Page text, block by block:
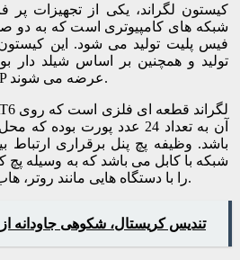
کیستون لگراند، یکی از تجهیزات
شبکه های کامپیوتری است که به‌ دو
فیس پلیت تولید می شود. این
نبودن در انواع UTP و SFTP عرضه می شوند.
آن به تعداد 24 عدد پورت
باشد. وظیفه پچ پنل برقراری ارتباط
شبکه با کابل می باشد که به وسیله پچ
را با دستگاه هایی مانند روتر، هاب و سوئیچ بر قرار می کنند.
تندیس کریستال، شکوهی جاودانه